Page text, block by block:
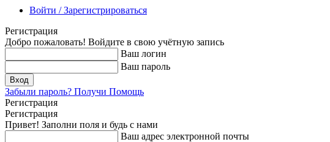
Войти / Зарегистрироваться
Регистрация
Добро пожаловать! Войдите в свою учётную запись
Ваш логин
Ваш пароль
Забыли пароль? Получи Помощь
Регистрация
Регистрация
Привет! Заполни поля и будь с нами
Ваш адрес электронной почты